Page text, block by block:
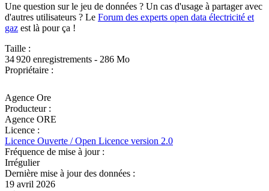
Une question sur le jeu de données ? Un cas d'usage à partager avec
d'autres utilisateurs ? Le Forum des experts open data électricité et
gaz est là pour ça !
Taille :
34 920 enregistrements - 286 Mo
Propriétaire :
Agence Ore
Producteur :
Agence ORE
Licence :
Licence Ouverte / Open Licence version 2.0
Fréquence de mise à jour :
Irrégulier
Dernière mise à jour des données :
19 avril 2026